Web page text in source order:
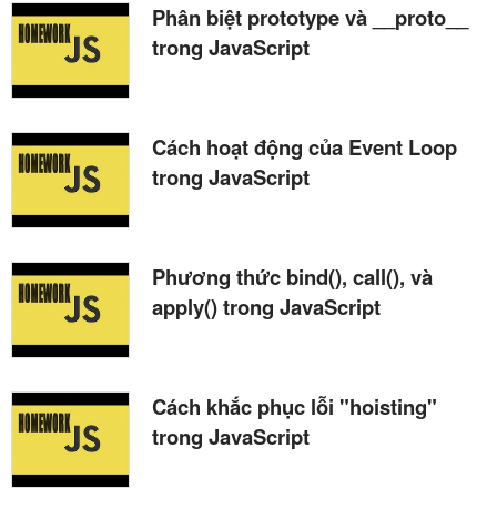
Phân biệt prototype và __proto__
trong JavaScript
Cách hoạt động của Event Loop
trong JavaScript
Phương thức bind(), call(), và
apply() trong JavaScript
Cách khắc phục lỗi "hoisting"
trong JavaScript